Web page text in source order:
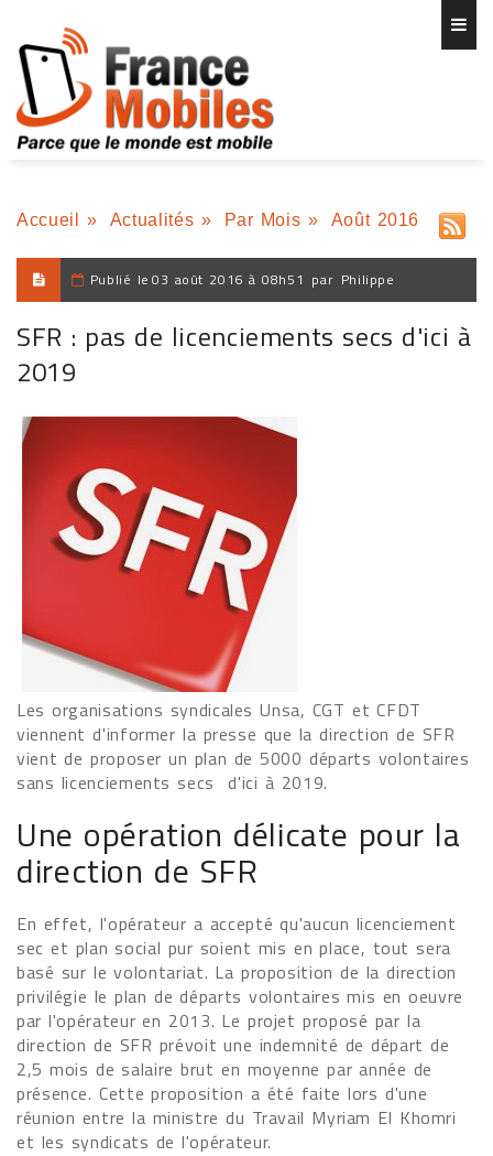
Accueil » Actualités » Par Mois » Août 2016
Publié le 03 août 2016 à 08h51 par Philippe
SFR : pas de licenciements secs d'ici à
2019
Les organisations syndicales Unsa, CGT et CFDT
viennent d'informer la presse que la direction de SFR
vient de proposer un plan de 5000 départs volontaires
sans licenciements secs d'ici à 2019.
Une opération délicate pour la
direction de SFR
En effet, l'opérateur a accepté qu'aucun licenciement
sec et plan social pur soient mis en place, tout sera
basé sur le volontariat. La proposition de la direction
privilégie le plan de départs volontaires mis en oeuvre
par l'opérateur en 2013. Le projet proposé par la
direction de SFR prévoit une indemnité de départ de
2,5 mois de salaire brut en moyenne par année de
présence. Cette proposition a été faite lors d'une
réunion entre la ministre du Travail Myriam El Khomri
et les syndicats de l'opérateur.